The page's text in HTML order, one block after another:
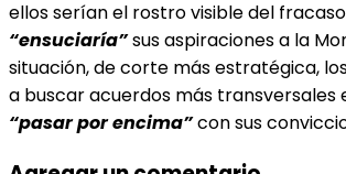
ellos serían el rostro visible del
“ensuciaría”sus aspiraciones a la
situación, de corte más estratégica,
a buscar acuerdos más transversales
“pasar porencima”con sus